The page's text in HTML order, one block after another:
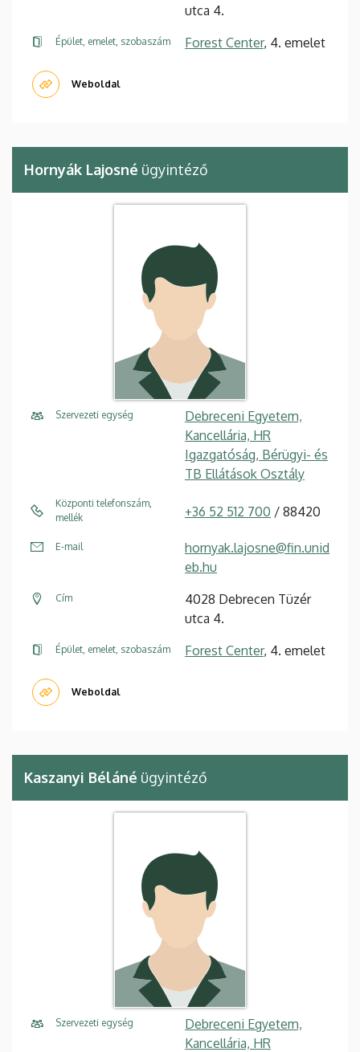
utca 4.
Épület, emelet, szobaszám Forest Center, 4. emelet
Weboldal
Hornyák Lajosné ügyintéző
Szervezeti egység
Debreceni Egyetem,
Kancellária, HR
Igazgatóság, Bérügyi- és
TB Ellátások Osztály
Központi telefonszám,
mellék
+36 52 512 700 / 88420
E-mail
hornyak.lajosne@fin.unid
eb.hu
Cím
4028 Debrecen Tüzér
utca 4.
Épület, emelet, szobaszám Forest Center, 4. emelet
Weboldal
Kaszanyi Béláné ügyintéző
Szervezeti egység
Debreceni Egyetem,
Kancellária, HR